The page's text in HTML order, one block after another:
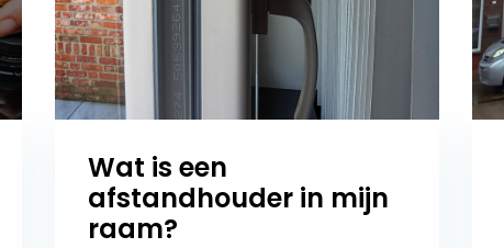
Wat is een
afstandhouder in mijn
raam?